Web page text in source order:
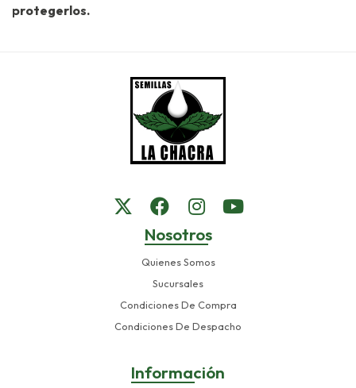
protegerlos.
Nosotros
Quienes Somos
Sucursales
Condiciones De Compra
Condiciones De Despacho
Información